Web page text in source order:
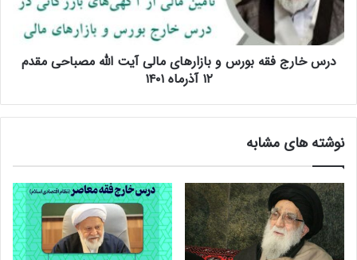
ا
ل
ب
ح
ق
د
م
۲
ج
ف
ق
ر
و
ز
ا
ر
ه
درس خارج فقه بورس و بازارهای مالی آیت الله مصباحی مقدم
۱۲ آذرماه ۱۴۰۱
نوشته های مشابه